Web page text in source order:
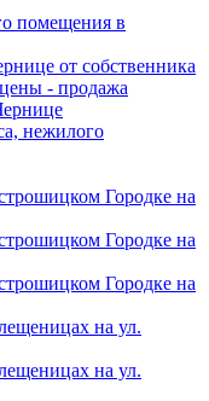
помещения в
от собственника
- продажа
нежилого
Городке на
Городке на
Городке на
на ул.
на ул.